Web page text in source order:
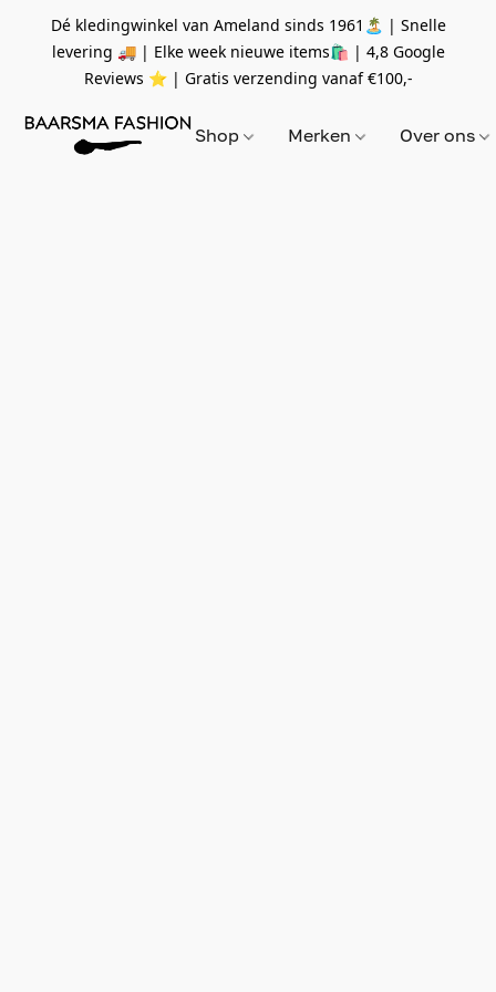
Dé kledingwinkel van Ameland sinds 1961🏝 | Snelle
levering 🚚 | Elke week nieuwe items🛍 | 4,8 Google
Reviews ⭐️ | Gratis verzending vanaf€100,-
Shop Merken Over ons